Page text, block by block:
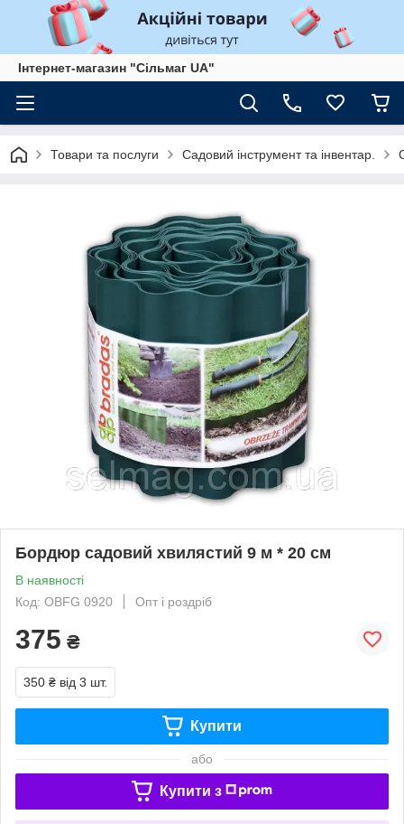
Інтернет-магазин "Сільмаг UA"
Товари та послуги Садовий інструмент та інвентар.
Бордюр садовий хвилястий 9 м * 20 см
В наявності
Код: OBFG 0920
Опт і роздріб
375 ₴
350 ₴ від 3 шт.
Купити
або
Купити з